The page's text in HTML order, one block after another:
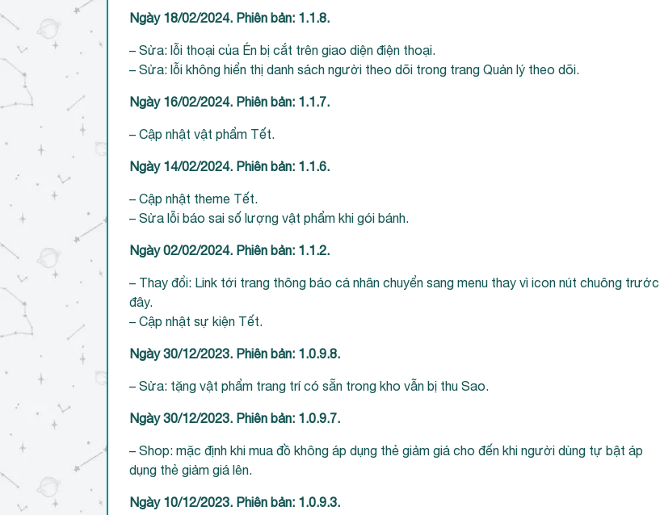
Ngày 18/02/2024. Phiên bản: 1.1.8.
– Sửa: lỗi thoại của Én bị cắt trên giao diện điện thoại.
– Sửa: lỗi không hiển thị danh sách người theo dõi trong trang Quản lý theo dõi.
Ngày 16/02/2024. Phiên bản: 1.1.7.
– Cập nhật vật phẩm Tết.
Ngày 14/02/2024. Phiên bản: 1.1.6.
– Cập nhật theme Tết.
– Sửa lỗi báo sai số lượng vật phẩm khi gói bánh.
Ngày 02/02/2024. Phiên bản: 1.1.2.
– Thay đổi: Link tới trang thông báo cá nhân chuyển sang menu thay vì icon nút chuông trước
đây.
– Cập nhật sự kiện Tết.
Ngày 30/12/2023. Phiên bản: 1.0.9.8.
– Sửa: tặng vật phẩm trang trí có sẵn trong kho vẫn bị thu Sao.
Ngày 30/12/2023. Phiên bản: 1.0.9.7.
– Shop: mặc định khi mua đồ không áp dụng thẻ giảm giá cho đến khi người dùng tự bật áp
dụng thẻ giảm giá lên.
Ngày 10/12/2023. Phiên bản: 1.0.9.3.